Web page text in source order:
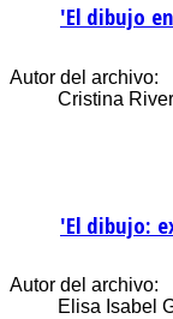
'El dibujo
Autor del archivo:
Cristina
'El dibujo:
Autor del archivo:
Elisa Isabel